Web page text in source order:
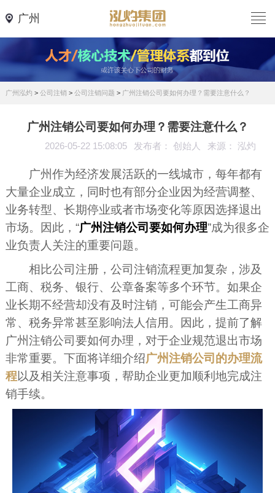
广州
广州泓灼 > 公司注销 > 公司注销问题 > 广州注销公司要如何办理？需要注意什么？
广州注销公司要如何办理？需要注意什么？
2026-05-22 15:08:05 发布者： 创始人 来源： 泓灼
广州作为经济发展活跃的一线城市，每年都有
大量企业成立，同时也有部分企业因为经营调整、
业务转型、长期停业或者市场变化等原因选择退出
市场。因此，“广州注销公司要如何办理”成为很多企
业负责人关注的重要问题。
相比公司注册，公司注销流程更加复杂，涉及
工商、税务、银行、公章备案等多个环节。如果企
业长期不经营却没有及时注销，可能会产生工商异
常、税务异常甚至影响法人信用。因此，提前了解
广州注销公司要如何办理，对于企业规范退出市场
非常重要。下面将详细介绍广州注销公司的办理流
程以及相关注意事项，帮助企业更加顺利地完成注
销手续。